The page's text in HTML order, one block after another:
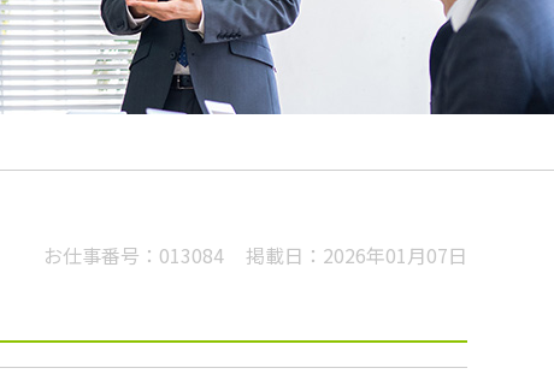
お仕事番号： 013084 掲載日： 2026年01月07日